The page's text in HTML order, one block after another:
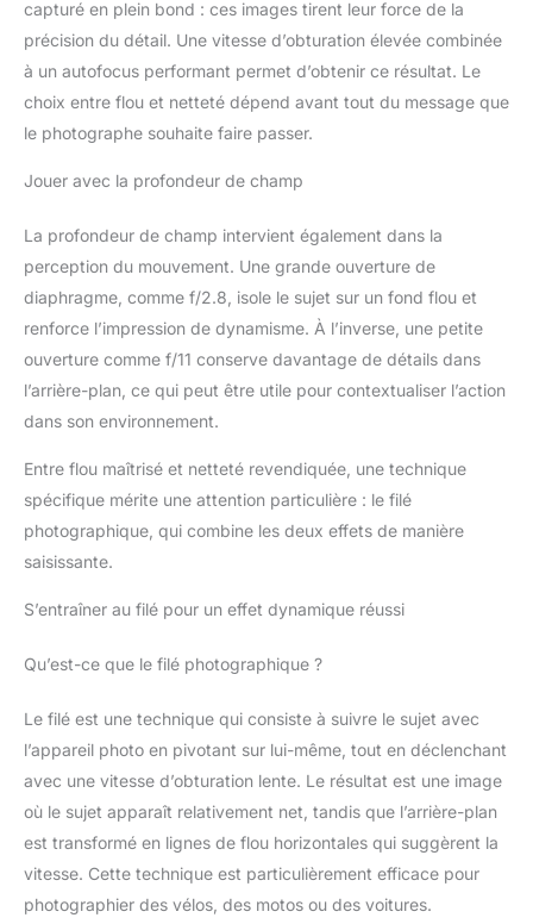
capturé en plein bond : ces images tirent leur force de la
précision du détail. Une vitesse d’obturation élevée combinée
à un autofocus performant permet d’obtenir ce résultat. Le
choix entre flou et netteté dépend avant tout du message que
le photographe souhaite faire passer.
Jouer avec la profondeur de champ
La profondeur de champ intervient également dans la
perception du mouvement. Une grande ouverture de
diaphragme, comme f/2.8, isole le sujet sur un fond flou et
renforce l’impression de dynamisme. À l’inverse, une petite
ouverture comme f/11 conserve davantage de détails dans
l’arrière-plan, ce qui peut être utile pour contextualiser l’action
dans son environnement.
Entre flou maîtrisé et netteté revendiquée, une technique
spécifique mérite une attention particulière : le filé
photographique, qui combine les deux effets de manière
saisissante.
S’entraîner au filé pour un effet dynamique réussi
Qu’est-ce que le filé photographique ?
Le filé est une technique qui consiste à suivre le sujet avec
l’appareil photo en pivotant sur lui-même, tout en déclenchant
avec une vitesse d’obturation lente. Le résultat est une image
où le sujet apparaît relativement net, tandis que l’arrière-plan
est transformé en lignes de flou horizontales qui suggèrent la
vitesse. Cette technique est particulièrement efficace pour
photographier des vélos, des motos ou des voitures.